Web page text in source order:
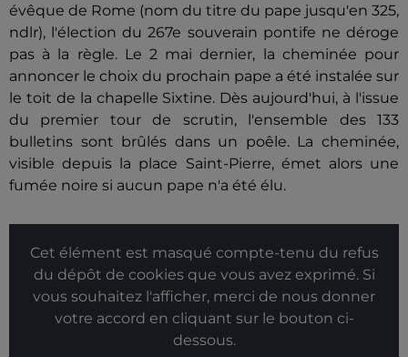
évêque de Rome (nom du titre du pape jusqu'en 325,
ndlr), l'élection du 267e souverain pontife ne déroge
pas à la règle. Le 2 mai dernier, la cheminée pour
annoncer le choix du prochain pape a été instalée sur
le toit de la chapelle Sixtine. Dès aujourd'hui, à l'issue
du premier tour de scrutin, l'ensemble des 133
bulletins sont brûlés dans un poêle. La cheminée,
visible depuis la place Saint-Pierre, émet alors une
fumée noire si aucun pape n'a été élu.
Cet élément est masqué compte-tenu du refus
du dépôt de cookies que vous avez exprimé. Si
vous souhaitez l'afficher, merci de nous donner
votre accord en cliquant sur le bouton ci-
dessous.